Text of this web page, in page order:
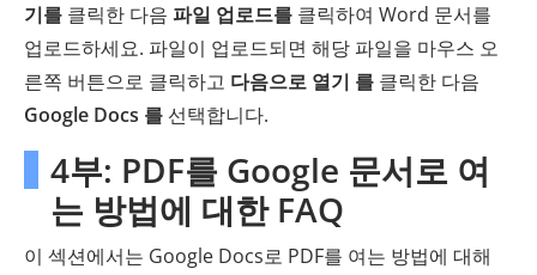
기를 클릭한 다음 파일 업로드를 클릭하여 Word 문서를
업로드하세요. 파일이 업로드되면 해당 파일을 마우스 오
른쪽 버튼으로 클릭하고 다음으로 열기 를 클릭한 다음
Google Docs 를 선택합니다.
4부: PDF를 Google 문서로 여
는 방법에 대한 FAQ
이 섹션에서는 Google Docs로 PDF를 여는 방법에 대해